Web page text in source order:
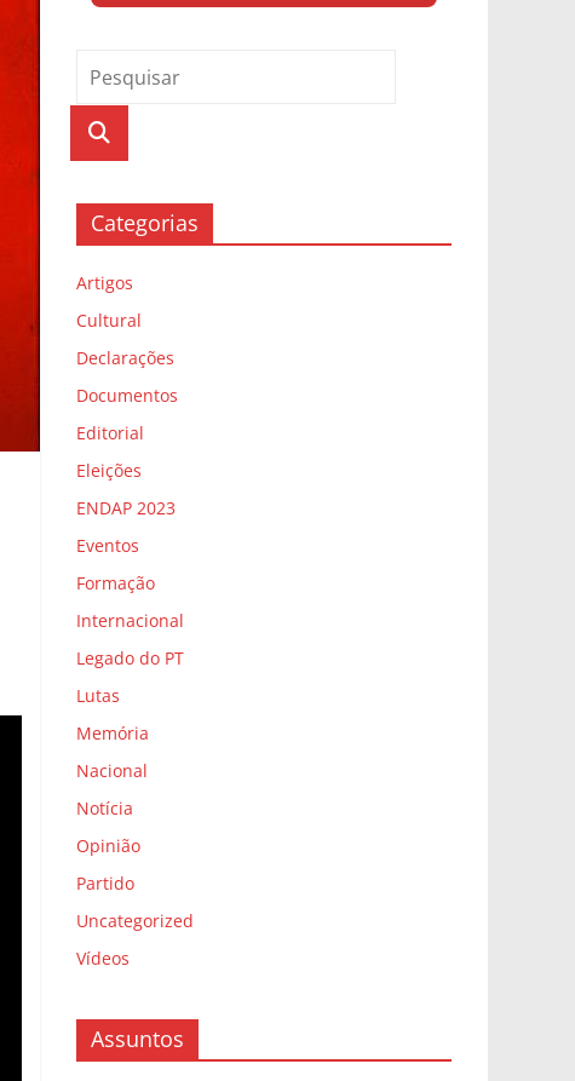
Categorias
Artigos
Cultural
Declarações
Documentos
Editorial
Eleições
ENDAP 2023
Eventos
Formação
Internacional
Legado do PT
Lutas
Memória
Nacional
Notícia
Opinião
Partido
Uncategorized
Vídeos
Assuntos